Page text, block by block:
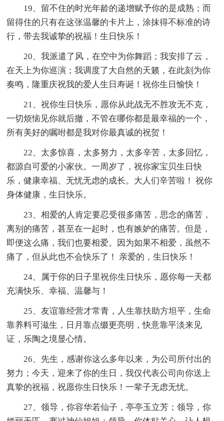
19、留不住的时光年龄的递增赋予你的是成熟；而
留得住的只有在这张温馨的卡片上，涂抹得不标准的诗
行，带去我诚挚的祝福！生日快乐！
20、我派遣了风，在空中为你舞蹈；我安排了云，
在天上为你巡演；我调度了大自然的天籁，在此刻为你
奏鸣，隆重庆祝我的爱人生日寿诞！祝你生日愉快！
21、祝你生日快乐，愿你从此战无不胜攻无不克，
一切烦恼见你就后撤，不管在哪你都是最幸福的一个，
所有美好的嘱咐都是我对你最真诚的祝贺！
22、太多惊喜，太多努力，太多辛苦，太多回忆，
都源自可爱的小家伙。一周岁了，祝你家宝贝生日快
乐，健康幸福、无忧无虑的成长。大人们辛苦啦！ 祝你
身体健康，生日快乐。
23、相爱的人肯定要忍受很多痛苦，思念的痛苦，
离别的痛苦，甚至在一起时，也有嫉妒的痛苦。但是，
即便这么痛，我们也要相爱。因为如果不相爱，虽然不
痛了，但从此也不会快乐了！ 亲爱的，生日快乐！
24、属于你的日子里祝你生日快乐，愿你每一天都
充满快乐、幸福、温馨与！
25、友谊靠经营才常青，人生靠扶助方坦平，生命
靠养料可滋生，日月靠点缀更亮明，快意靠平淡来见
证，乐陶之境显心情。
26、先生，感谢你这么多年以来，为公司所付出的
努力；今天，迎来了你的生日，我仅代表公司向你送上
真挚的祝福，祝愿你生日快乐！一辈子无虑无忧。
27、领导，你容华若仙子，亭亭玉立芳；领导，你